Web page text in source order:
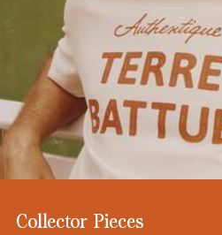
Collector Pieces